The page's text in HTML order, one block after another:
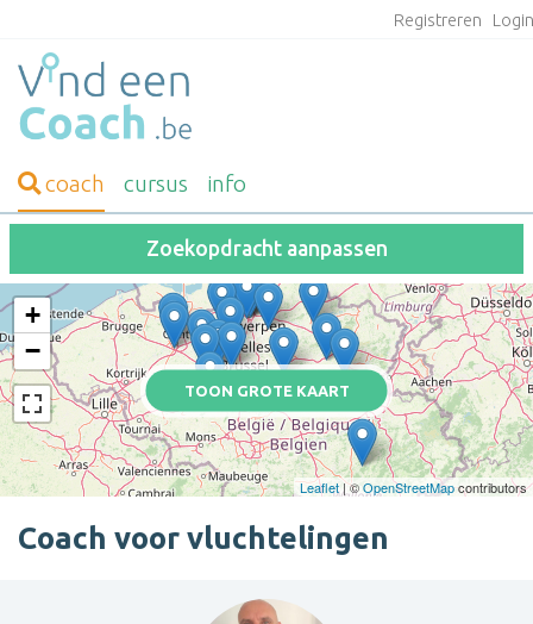
Registreren
coach cursus info
Zoekopdracht aanpassen
TOON GROTE KAART
+
−
Leaflet | ©OpenStreetMapcontributors
Coach voor vluchtelingen